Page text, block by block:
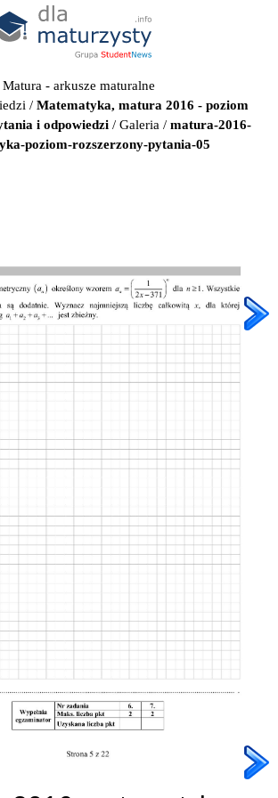
Matura - arkusze maturalne
/ Matematyka, matura 2016 - poziom
i odpowiedzi/ Galeria / matura-2016-
poziom-rozszerzony-pytania-05